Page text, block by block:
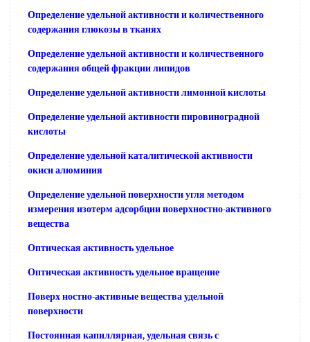
Определение удельной активности и количественного
содержания глюкозы в тканях
Определение удельной активности и количественного
содержания общей фракции липидов
Определение удельной активности лимонной кислоты
Определение удельной активности пировиноградной
кислоты
Определение удельной каталитической активности
окиси алюминия
Определение удельной поверхности угля методом
измерения изотерм адсорбции поверхностно-активного
вещества
Оптическая активность удельное
Оптическая активность удельное вращение
Поверх ностно-активные вещества удельной
поверхности
Постоянная капиллярная, удельная связь с